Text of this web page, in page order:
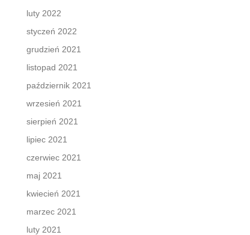
luty 2022
styczeń 2022
grudzień 2021
listopad 2021
październik 2021
wrzesień 2021
sierpień 2021
lipiec 2021
czerwiec 2021
maj 2021
kwiecień 2021
marzec 2021
luty 2021